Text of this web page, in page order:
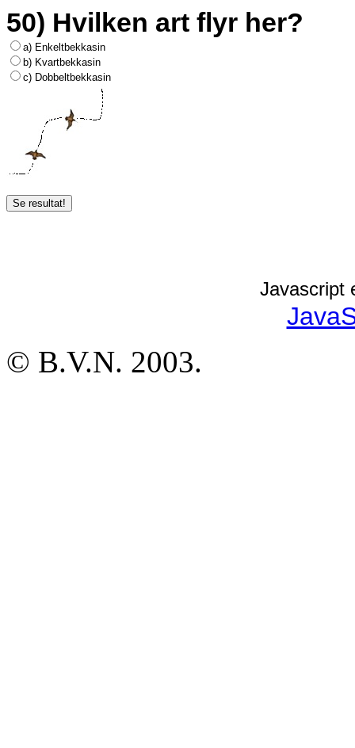
50) Hvilken art flyr her?
a) Enkeltbekkasin
b) Kvartbekkasin
c) Dobbeltbekkasin
Javascript
© B.V.N. 2003.